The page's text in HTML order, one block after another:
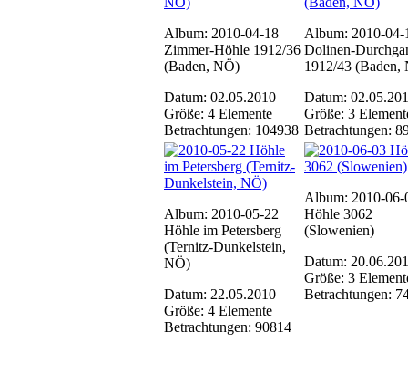
Album: 2010-04-18
Zimmer-Höhle 1912/36
(Baden, NÖ)
Datum: 02.05.2010
Größe: 4 Elemente
Betrachtungen: 104938
Album: 2010-04-
Dolinen-
1912/43 (Baden,
Datum:
Größe: 3
Betrachtungen:
Album: 2010-05-22
Höhle im Petersberg
(Ternitz-Dunkelstein,
NÖ)
Datum: 22.05.2010
Größe: 4 Elemente
Betrachtungen: 90814
Album: 2010-06-
Höhle 3062
(Slowenien)
Datum:
Größe: 3
Betrachtungen: